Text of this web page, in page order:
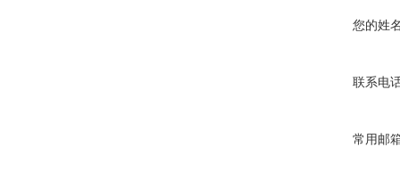
您的姓
联系电
常用邮